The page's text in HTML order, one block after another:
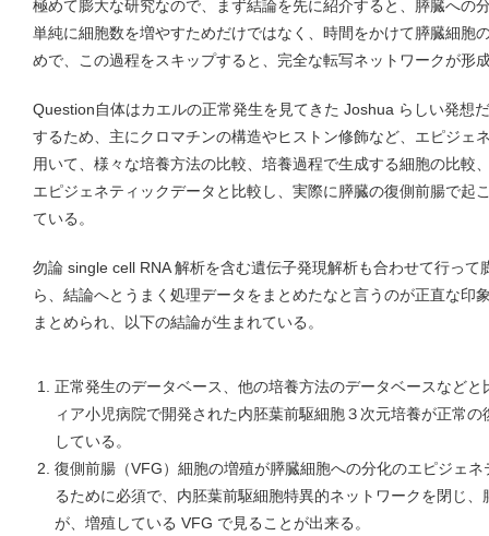
極めて膨大な研究なので、まず結論を先に紹介すると、膵臓への
単純に細胞数を増やすためだけではなく、時間をかけて膵臓細胞
めで、この過程をスキップすると、完全な転写ネットワークが形
Question自体はカエルの正常発生を見てきた Joshua らしい発想
するため、主にクロマチンの構造やヒストン修飾など、エピジェ
用いて、様々な培養方法の比較、培養過程で生成する細胞の比較
エピジェネティックデータと比較し、実際に膵臓の復側前腸で起
ている。
勿論 single cell RNA 解析を含む遺伝子発現解析も合わせて行って
ら、結論へとうまく処理データをまとめたなと言うのが正直な印
まとめられ、以下の結論が生まれている。
正常発生のデータベース、他の培養方法のデータベースなど
ィア小児病院で開発された内胚葉前駆細胞３次元培養が正常
している。
復側前腸（VFG）細胞の増殖が膵臓細胞への分化のエピジェ
るために必須で、内胚葉前駆細胞特異的ネットワークを閉じ
が、増殖している VFG で見ることが出来る。